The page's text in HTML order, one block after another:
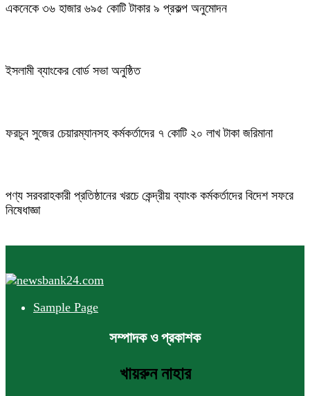
একনেকে ৩৬ হাজার ৬৯৫ কোটি টাকার ৯ প্রকল্প অনুমোদন
ইসলামী ব্যাংকের বোর্ড সভা অনুষ্ঠিত
ফরচুন সুজের চেয়ারম্যানসহ কর্মকর্তাদের ৭ কোটি ২০ লাখ টাকা জরিমানা
পণ্য সরবরাহকারী প্রতিষ্ঠানের খরচে কেন্দ্রীয় ব্যাংক কর্মকর্তাদের বিদেশ সফরে
নিষেধাজ্ঞা
Sample Page
সম্পাদক ও প্রকাশক
খায়রুন নাহার